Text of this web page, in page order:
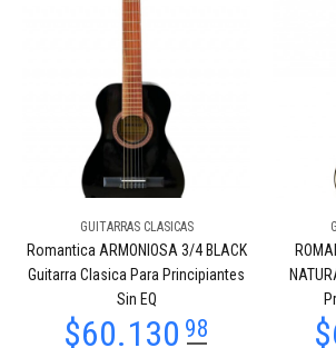
GUITARRAS CLASICAS
Romantica ARMONIOSA 3/4 BLACK
Guitarra Clasica Para Principiantes
Sin EQ